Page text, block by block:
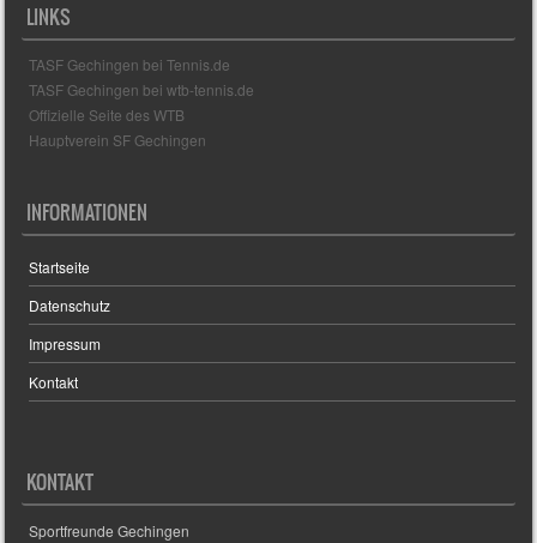
LINKS
TASF Gechingen bei Tennis.de
TASF Gechingen bei wtb-tennis.de
Offizielle Seite des WTB
Hauptverein SF Gechingen
INFORMATIONEN
Startseite
Datenschutz
Impressum
Kontakt
KONTAKT
Sportfreunde Gechingen